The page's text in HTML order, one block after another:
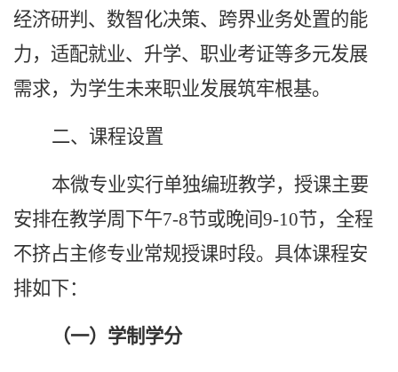
经济研判、数智化决策、跨界业务处置的能
力，适配就业、升学、职业考证等多元发展
需求，为学生未来职业发展筑牢根基。
二、课程设置
本微专业实行单独编班教学，授课主要
安排在教学周下午7-8节或晚间9-10节，全程
不挤占主修专业常规授课时段。 具体课程安
排如下：
（一） 学制学分